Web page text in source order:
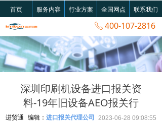
ꂅ 400-107-2816
首页 服务内容 行业方案 全国网点 联系我们
深圳印刷机设备进口报关资
料-19年旧设备AEO报关行
2023-06-28 09:08:55
进贸通 编辑： 进口报关代理公司